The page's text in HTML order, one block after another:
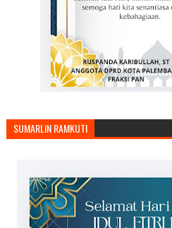
SUMARLIN RAMKUTI